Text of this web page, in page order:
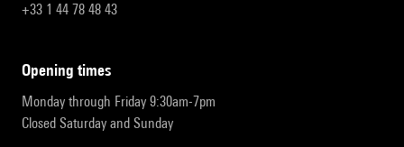
+33 1 44 78 48 43
opening times
Monday through Friday 9:30am-7pm
Closed Saturday and Sunday